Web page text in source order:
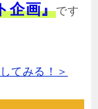
企画』です
てみる！＞